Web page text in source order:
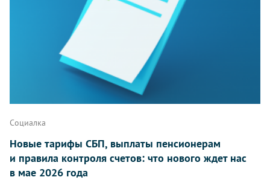
Социалка
Новые тарифы СБП, выплаты пенсионерам
и правила контроля счетов: что нового ждет нас
в мае 2026 года